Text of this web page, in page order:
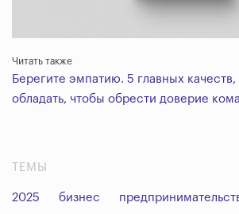
Читать также
Берегите эмпатию. 5 главных
обладать, чтобы обрести доверие
ТЕМЫ
2025 бизнес